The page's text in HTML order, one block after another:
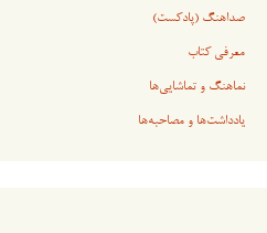
صداهنگ (پادکست)
معرفی کتاب
نماهنگ و تماشایی‌ها
یادداشت‌ها و مصاحبه‌ها